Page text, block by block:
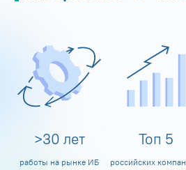
>30 лет
работы на рынке ИБ
Топ 5
российских